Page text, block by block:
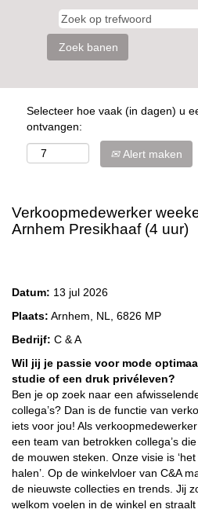
Selecteer hoe vaak (in dagen) u
ontvangen:
Alert maken
Verkoopmedewerker
Arnhem Presikhaaf (4 uur)
Datum: 13 jul 2026
Plaats: Arnhem, NL, 6826 MP
Bedrijf: C & A
Wil jij je passie voor mode
studie of een druk privéleven?
Ben je op zoek naar een
collega’s? Dan is de functie van
iets voor jou! Als
een team van betrokken collega’s
de mouwen steken. Onze visie is
halen’. Op de winkelvloer van C&A
de nieuwste collecties en trends. Jij
welkom voelen in de winkel en